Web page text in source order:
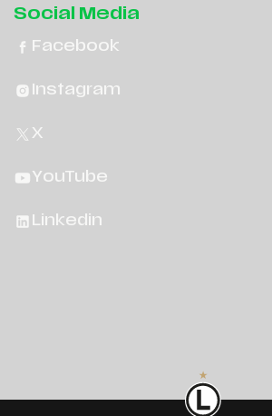
Social Media
Facebook
Instagram
X
YouTube
Linkedin